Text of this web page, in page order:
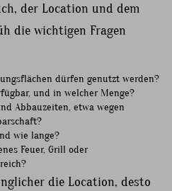
der Location und dem
die wichtigen Fragen
dürfen genutzt werden?
und in welcher Menge?
Abbauzeiten, etwa wegen
wie lange?
Feuer, Grill oder
die Location, desto